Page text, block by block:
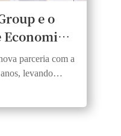
e o
Oxford
em
pública
parceria com a
levando
mais amplo